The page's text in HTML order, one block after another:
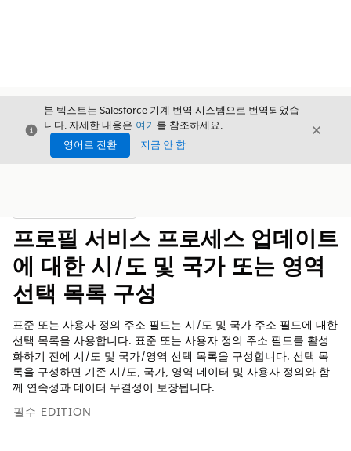
닫기
본 텍스트는 Salesforce 기계 번역 시스템으로 번역되었습
니다. 자세한 내용은 여기 를 참조하세요.
영어로 전환
지금 안 함
닫기
프로필 서비스 프로세스 업데이트
에 대한 시/도 및 국가 또는 영역
선택 목록 구성
표준 또는 사용자 정의 주소 필드는 시/도 및 국가 주소 필드에 대한
선택 목록을 사용합니다. 표준 또는 사용자 정의 주소 필드를 활성
화하기 전에 시/도 및 국가/영역 선택 목록을 구성합니다. 선택 목
록을 구성하면 기존 시/도, 국가, 영역 데이터 및 사용자 정의와 함
께 연속성과 데이터 무결성이 보장됩니다.
필수 EDITION